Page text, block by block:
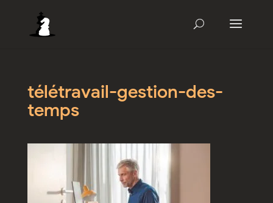
télétravail-gestion-des-
temps